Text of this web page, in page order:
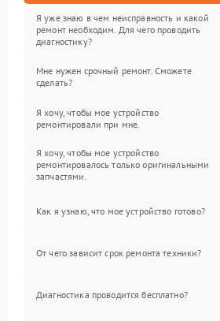
Я уже знаю в чем неисправность и какой
ремонт необходим. Для чего проводить
диагностику?
Мне нужен срочный ремонт. Сможете
сделать?
Я хочу, чтобы мое устройство
ремонтировали при мне.
Я хочу, чтобы мое устройство
ремонтировалось только оригинальными
запчастями.
Как я узнаю, что мое устройство готово?
От чего зависит срок ремонта техники?
Диагностика проводится бесплатно?